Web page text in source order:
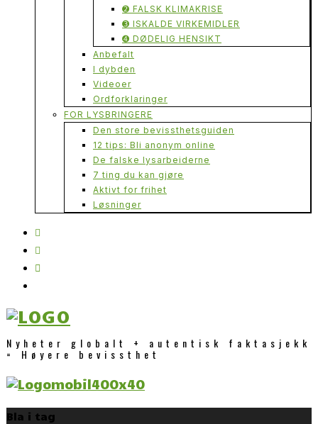
➋ FALSK KLIMAKRISE
➌ ISKALDE VIRKEMIDLER
➍ DØDELIG HENSIKT
Anbefalt
I dybden
Videoer
Ordforklaringer
FOR LYSBRINGERE
Den store bevissthetsguiden
12 tips: Bli anonym online
De falske lysarbeiderne
7 ting du kan gjøre
Aktivt for frihet
Løsninger
Nyheter globalt + autentisk faktasjekk
= Høyere bevissthet
Bla i tag